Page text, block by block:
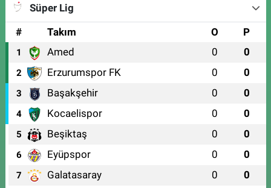
Süper Lig
#
Takım O P
1 Amed 0 0
2 Erzurumspor FK 0 0
3 Başakşehir 0 0
4 Kocaelispor 0 0
5 Beşiktaş 0 0
6 Eyüpspor 0 0
7 Galatasaray 0 0